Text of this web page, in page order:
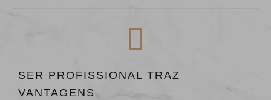
SER PROFISSIONAL TRAZ
VANTAGENS